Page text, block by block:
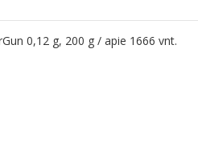
0,12 g, 200 g / apie 1666 vnt.